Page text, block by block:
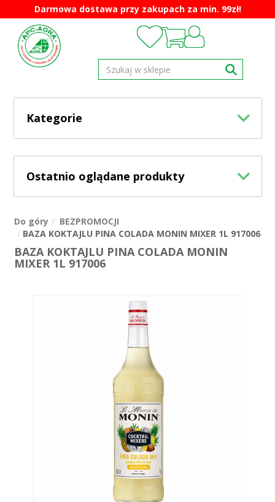
Darmowa dostawa przy zakupach za min. 99zł!
Kategorie
Ostatnio oglądane produkty
Do góry
BEZPROMOCJI
BAZA KOKTAJLU PINA COLADA MONIN MIXER 1L 917006
BAZA KOKTAJLU PINA COLADA MONIN
MIXER 1L 917006